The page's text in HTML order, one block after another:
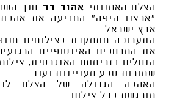
הצלם האמנותי אהוד דר חנך
"ארצנו היפה" המביעה את
ארץ ישראל.
התערוכה מתמקדת בצילומים
את המרחבים האינסופיים
הנחלים בזרימתם האנגרטית,
שמורות טבע מעניינות ועוד.
האהבה הגדולה של הצלם
מורגשת בכל צילום.